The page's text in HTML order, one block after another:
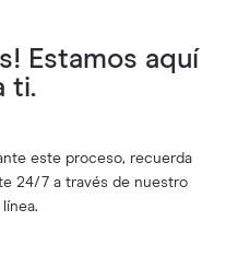
Estamos aquí
ti.
este proceso, recuerda
24/7 a través de nuestro